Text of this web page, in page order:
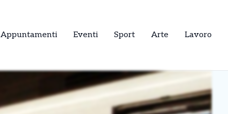
Appuntamenti Eventi Sport Arte Lavoro